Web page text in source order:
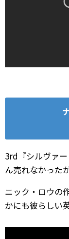
3rd『シルヴァ
ん売れなかった
ニック・ロウの
かにも彼らしい